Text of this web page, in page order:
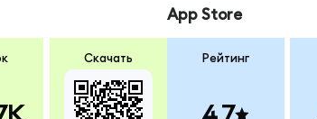
Скачать
App Store
Рейтинг